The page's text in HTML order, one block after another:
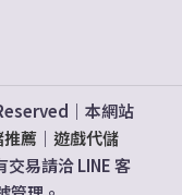
｜本網站
推薦｜ 遊戲代儲
易請洽 LINE 客